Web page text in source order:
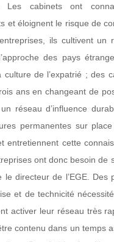
cabinets ont
et éloignent le risque de
ils cultivent un
des pays
de l’expatrié ; des
ans en changeant de
réseau d’influence
permanentes sur
entretiennent cette
ont donc besoin de
directeur de l’EGE. Des
et de technicité
activer leur réseau très
contenu dans un temps